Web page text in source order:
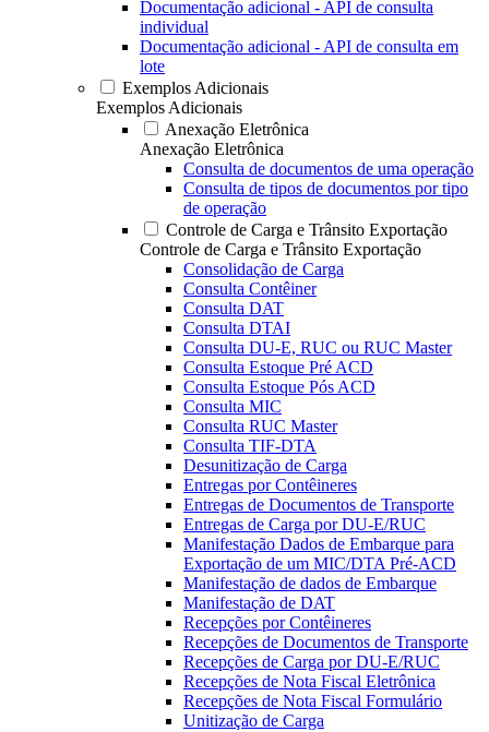
Documentação adicional - API de consulta
individual
Documentação adicional - API de consulta em
lote
Exemplos Adicionais
Exemplos Adicionais
Anexação Eletrônica
Anexação Eletrônica
Consulta de documentos de uma operação
Consulta de tipos de documentos por tipo
de operação
Controle de Carga e Trânsito Exportação
Controle de Carga e Trânsito Exportação
Consolidação de Carga
Consulta Contêiner
Consulta DAT
Consulta DTAI
Consulta DU-E, RUC ou RUC Master
Consulta Estoque Pré ACD
Consulta Estoque Pós ACD
Consulta MIC
Consulta RUC Master
Consulta TIF-DTA
Desunitização de Carga
Entregas por Contêineres
Entregas de Documentos de Transporte
Entregas de Carga por DU-E/RUC
Manifestação Dados de Embarque para
Exportação de um MIC/DTA Pré-ACD
Manifestação de dados de Embarque
Manifestação de DAT
Recepções por Contêineres
Recepções de Documentos de Transporte
Recepções de Carga por DU-E/RUC
Recepções de Nota Fiscal Eletrônica
Recepções de Nota Fiscal Formulário
Unitização de Carga